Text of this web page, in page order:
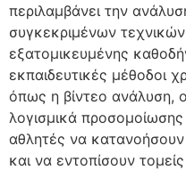
περιλαμβάνει την
συγκεκριμένων
εξατομικευμένης
εκπαιδευτικές μέθοδοι
όπως η βίντεο ανάλυση,
λογισμικά
αθλητές να
και να εντοπίσουν